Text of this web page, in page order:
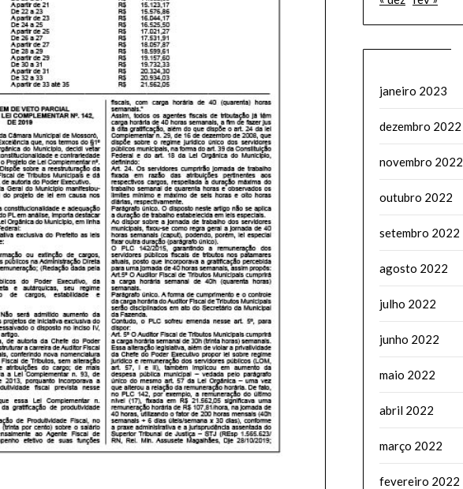
janeiro 2023
dezembro 2022
novembro 2022
outubro 2022
setembro 2022
agosto 2022
julho 2022
junho 2022
maio 2022
abril 2022
março 2022
fevereiro 2022